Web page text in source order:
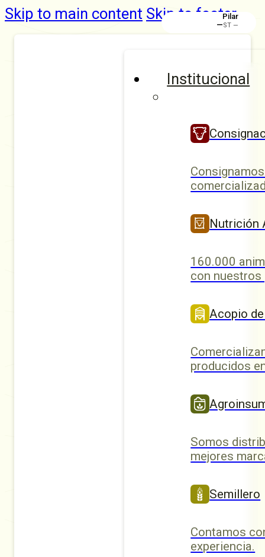
Skip to main content Skip to footer
Institucional
Nutrición
160.000
con
Acopio
producidos
Somos
mejores
Semillero
Contamos
experiencia.
Pilar
—ST —